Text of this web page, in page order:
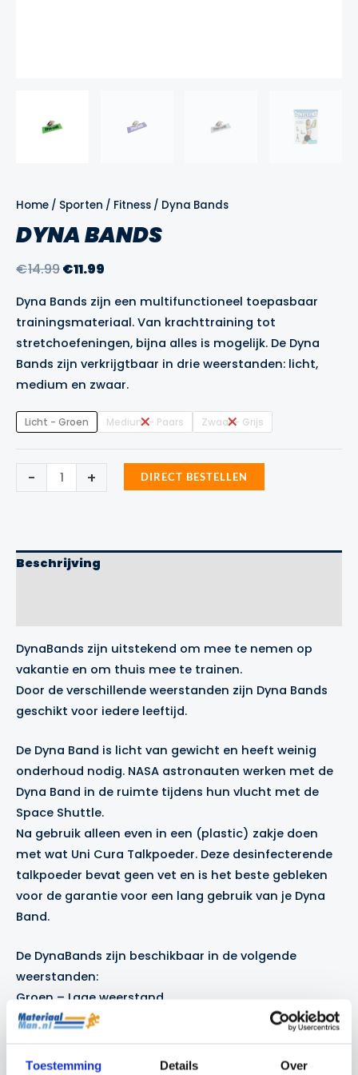
Toestemming Details Over
Home / Sporten / Fitness / Dyna Bands
DYNA BANDS
€14.99Oorspronkelijke
was:
€14.99.
€11.99
is:
€11.99.
Dyna Bands zijn een multifunctioneel toepasbaar
trainingsmateriaal. Van krachttraining tot
stretchoefeningen, bijna alles is mogelijk. De Dyna
Bands zijn verkrijgtbaar in drie weerstanden: licht,
medium en zwaar.
Licht - Groen Medium - Paars Zwaar - Grijs
-
Bands
aantal
+ DIRECT BESTELLEN
Beschrijving
DynaBands zijn uitstekend om mee te nemen op
vakantie en om thuis mee te trainen.
Door de verschillende weerstanden zijn Dyna Bands
geschikt voor iedere leeftijd.
De Dyna Band is licht van gewicht en heeft weinig
onderhoud nodig. NASA astronauten werken met de
Dyna Band in de ruimte tijdens hun vlucht met de
Space Shuttle.
Na gebruik alleen even in een (plastic) zakje doen
met wat Uni Cura Talkpoeder. Deze desinfecterende
talkpoeder bevat geen vet en is het beste gebleken
voor de garantie voor een lang gebruik van je Dyna
Band.
De DynaBands zijn beschikbaar in de volgende
weerstanden:
Groen – Lage weerstand
Paars – Gemiddelde weerstand